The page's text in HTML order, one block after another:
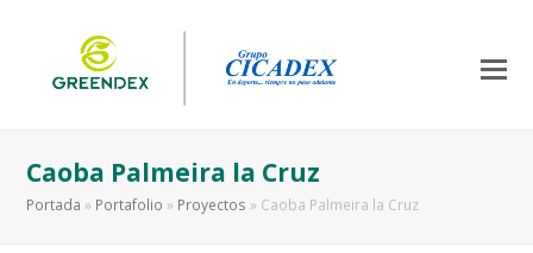
Caoba Palmeira la Cruz
Portada » Portafolio » Proyectos » Caoba Palmeira la Cruz